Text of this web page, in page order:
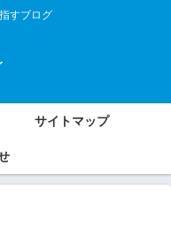
すブログ
サイトマップ